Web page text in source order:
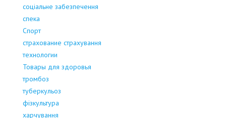
соціальне забезпечення
спека
Спорт
страхование страхування
технологии
Товары для здоровья
тромбоз
туберкульоз
фізкультура
харчування